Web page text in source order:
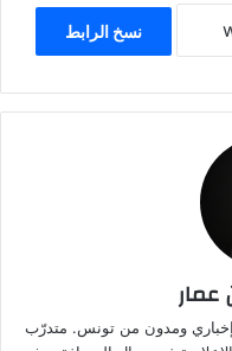
نسخ الرابط
ومدون من تونس. متدرّب